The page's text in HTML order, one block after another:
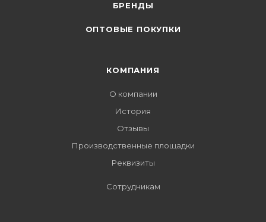
БРЕНДЫ
ОПТОВЫЕ ПОКУПКИ
КОМПАНИЯ
О компании
История
Отзывы
Производственные площадки
Реквизиты
Сотрудникам